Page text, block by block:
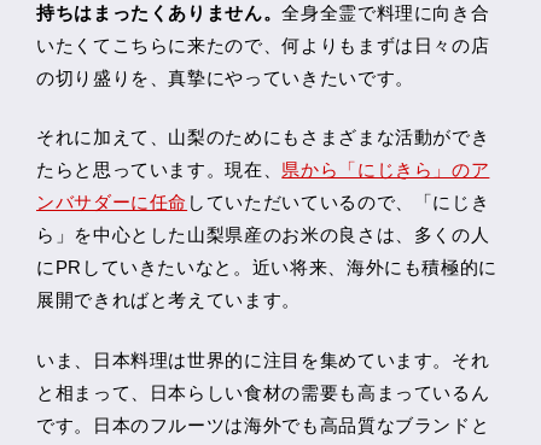
持ちはまったくありません。全身全霊で料理に向き合
いたくてこちらに来たので、何よりもまずは日々の店
の切り盛りを、真摯にやっていきたいです。
それに加えて、山梨のためにもさまざまな活動ができ
たらと思っています。現在、 県から「にじきら」のア
ンバサダーに任命 していただいているので、「にじき
ら」を中心とした山梨県産のお米の良さは、多くの人
にPRしていきたいなと。近い将来、海外にも積極的に
展開できればと考えています。
いま、日本料理は世界的に注目を集めています。それ
と相まって、日本らしい食材の需要も高まっているん
です。日本のフルーツは海外でも高品質なブランドと